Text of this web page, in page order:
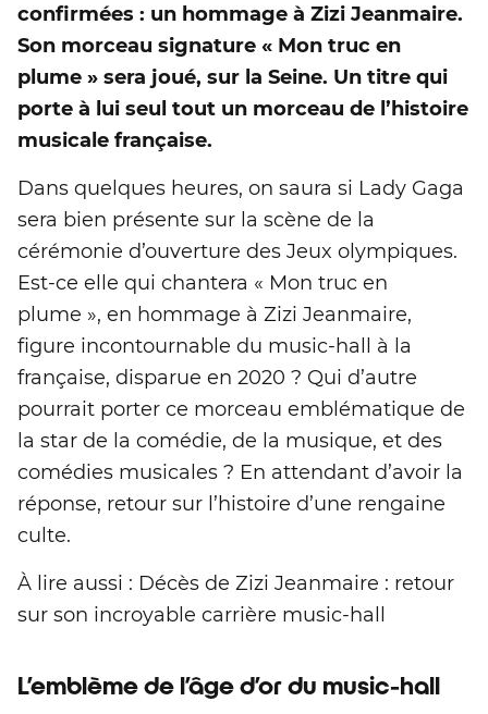
confirmées : un hommage à Zizi Jeanmaire.
Son morceau signature « Mon truc en
plume » sera joué, sur la Seine. Un titre qui
porte à lui seul tout un morceau de l’histoire
musicale française.
Dans quelques heures, on saura si Lady Gaga
sera bien présente sur la scène de la
cérémonie d’ouverture des Jeux olympiques.
Est-ce elle qui chantera « Mon truc en
plume », en hommage à Zizi Jeanmaire,
figure incontournable du music-hall à la
française, disparue en 2020 ? Qui d’autre
pourrait porter ce morceau emblématique de
la star de la comédie, de la musique, et des
comédies musicales ? En attendant d’avoir la
réponse, retour sur l’histoire d’une rengaine
culte.
À lire aussi : Décès de Zizi Jeanmaire : retour
sur son incroyable carrière music-hall
L’emblème de l’âge d’or du music-hall